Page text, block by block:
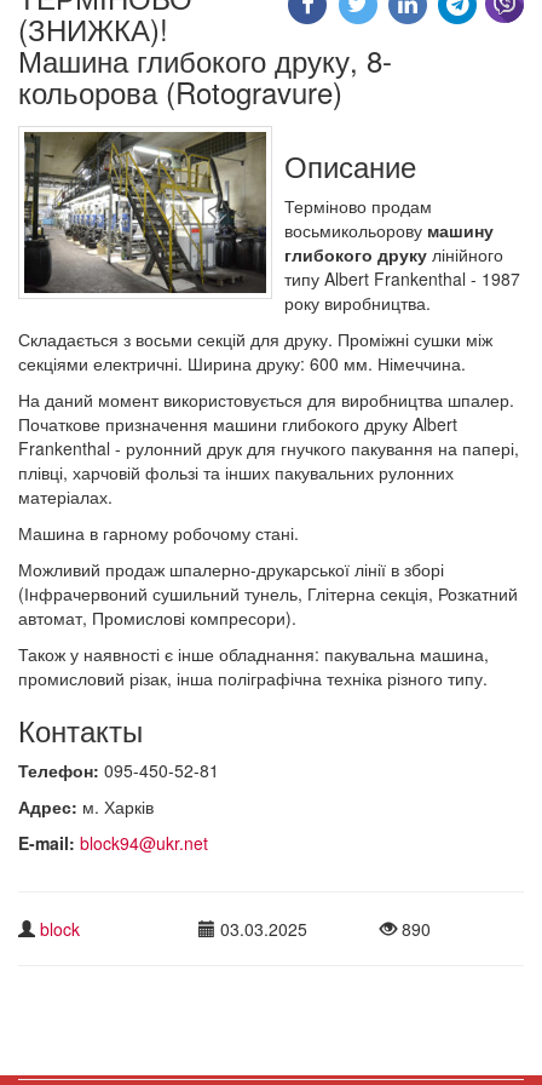
(ЗНИЖКА)!
Машина глибокого друку, 8-
кольорова (Rotogravure)
Описание
Терміново продам
восьмикольорову машину
глибокого друку лінійного
типу Albert Frankenthal - 1987
року виробництва.
Складається з восьми секцій для друку. Проміжні сушки між
секціями електричні. Ширина друку: 600 мм. Німеччина.
На даний момент використовується для виробництва шпалер.
Початкове призначення машини глибокого друку Albert
Frankenthal - рулонний друк для гнучкого пакування на папері,
плівці, харчовій фользі та інших пакувальних рулонних
матеріалах.
Машина в гарному робочому стані.
Можливий продаж шпалерно-друкарської лінії в зборі
(Інфрачервоний сушильний тунель, Глітерна секція, Розкатний
автомат, Промислові компресори).
Також у наявності є інше обладнання: пакувальна машина,
промисловий різак, інша поліграфічна техніка різного типу.
Контакты
Телефон: 095-450-52-81
Адрес: м. Харків
E-mail: block94@ukr.net
block 03.03.2025 890